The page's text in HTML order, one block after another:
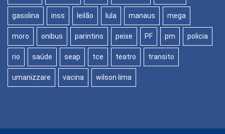
gasolina inss leilão lula manaus mega
moro onibus parintins peixe PF pm policia
rio saúde seap tce teatro transito
umanizzare vacina wilson lima